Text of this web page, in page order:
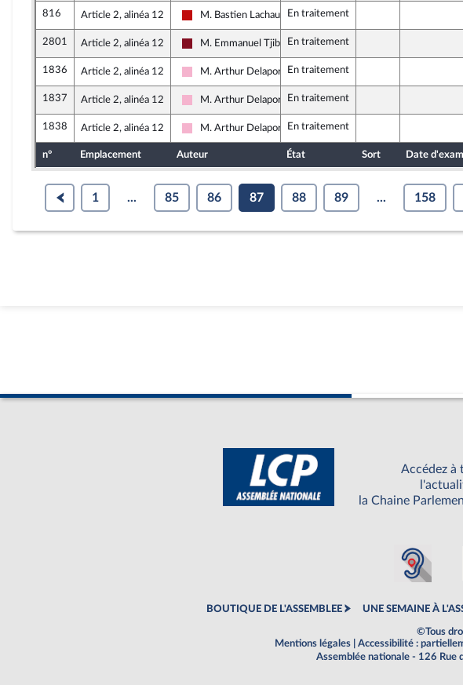
816 Article 2, alinéa 12
La France insoumise - Nouveau Front Populaire
M. Bastien Lachaud En traitement
2801 Article 2, alinéa 12
Gauche Démocrate et Républicaine
M. Emmanuel TjibaouEn traitement
1836 Article 2, alinéa 12
Socialistes et apparentés
M. Arthur DelaporteEn traitement
1837 Article 2, alinéa 12
Socialistes et apparentés
M. Arthur DelaporteEn traitement
1838 Article 2, alinéa 12
Socialistes et apparentés
M. Arthur DelaporteEn traitement
n° Emplacement Auteur État Sort Date
1 ... 85 86 87 88 89 ... 158
Accédez à
la Chaine
BOUTIQUE DE L'ASSEMBLEE UNE SEMAINE À
©Tous
Mentions légales
Accessibilité :
Assemblée nationale - 126